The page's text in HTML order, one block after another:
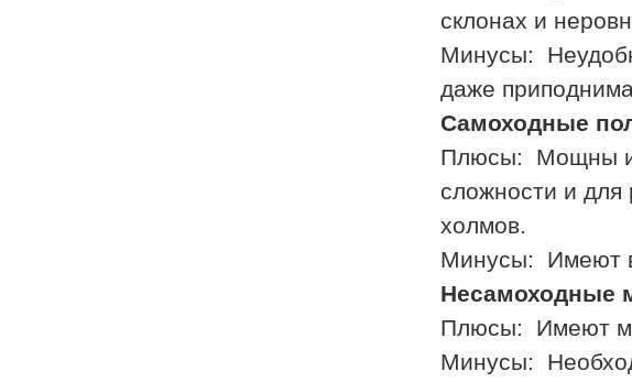
склонах и
Минусы:
даже
Самоходные
Плюсы: Мощны и
сложности и для
холмов.
Минусы: Имеют
Несамоходные
Плюсы: Имеют
Минусы: